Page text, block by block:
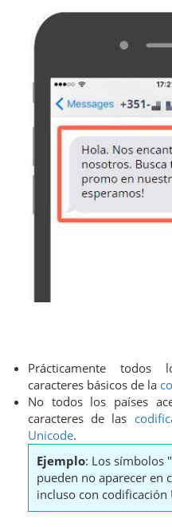
Prácticamente todos
caracteres básicos de la
No todos los países
caracteres de las
Unicode.
Ejemplo: Los símbolos
pueden no aparecer en
incluso con codificación